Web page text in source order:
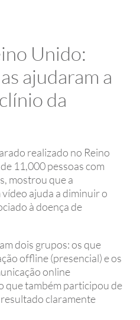
Unido:
ajudaram a
da
realizado no Reino
11,000 pessoas com
mostrou que a
ajuda a diminuir o
à doença de
dois grupos: os que
offline (presencial) e os
online
que também participou de
claramente